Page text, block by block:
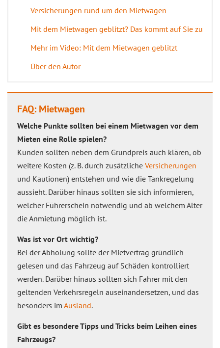
Versicherungen rund um den Mietwagen
Mit dem Mietwagen geblitzt? Das kommt auf Sie zu
Mehr im Video: Mit dem Mietwagen geblitzt
Über den Autor
FAQ: Mietwagen
Welche Punkte sollten bei einem Mietwagen vor dem
Mieten eine Rolle spielen?
Kunden sollten neben dem Grundpreis auch klären, ob
weitere Kosten (z. B. durch zusätzliche Versicherungen
und Kautionen) entstehen und wie die Tankregelung
aussieht. Darüber hinaus sollten sie sich informieren,
welcher Führerschein notwendig und ab welchem Alter
die Anmietung möglich ist.
Was ist vor Ort wichtig?
Bei der Abholung sollte der Mietvertrag gründlich
gelesen und das Fahrzeug auf Schäden kontrolliert
werden. Darüber hinaus sollten sich Fahrer mit den
geltenden Verkehrsregeln auseinandersetzen, und das
besonders im Ausland.
Gibt es besondere Tipps und Tricks beim Leihen eines
Fahrzeugs?